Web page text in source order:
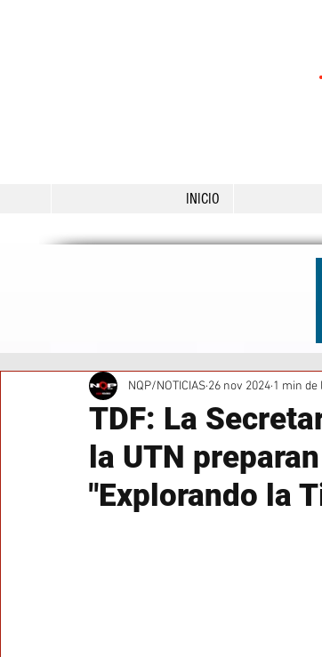
INICIO
TDF: La
la UTN
"Explorando la
NQP/NOTICIAS 26 nov 2024 1 min de